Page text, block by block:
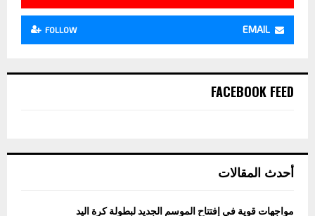
EMAIL
FOLLOW
FACEBOOK FEED
أحدث المقالات
مواجهات قوية في إفتتاح الموسم الجديد لبطولة كرة اليد